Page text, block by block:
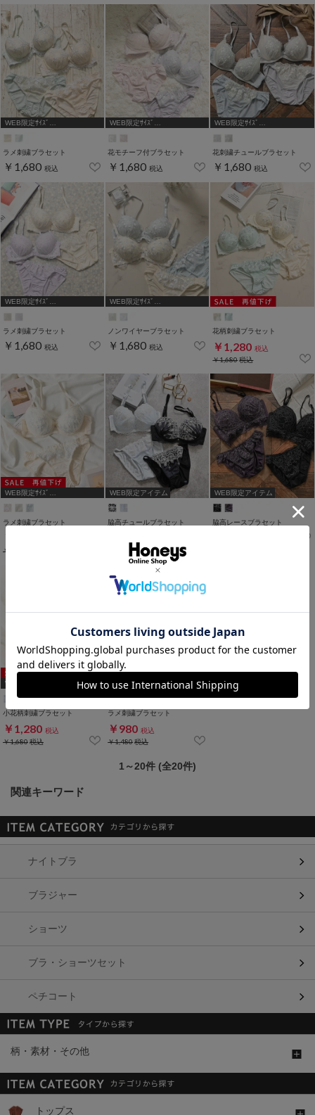
WEB限定ｻｲｽﾞ
ラメ刺繍ブラセット
￥1,680 税込
WEB限定ｻｲｽﾞ
花モチーフ付ブラセット
￥1,680 税込
WEB限定ｻｲｽﾞ
花刺繍チュールブラセット
￥1,680 税込
WEB限定ｻｲｽﾞ
ラメ刺繍ブラセット
￥1,680 税込
WEB限定ｻｲｽﾞ
ノンワイヤーブラセット
￥1,680 税込
花柄刺繍ブラセット
￥1,280 税込
￥1,680税込
WEB限定ｻｲｽﾞ
ラメ刺繍ブラセット
￥1,680
WEB限定アイテム
脇高チュールブラセット
WEB限定アイテム
脇高レースブラセット
WEB限定ｻｲｽﾞ
小花柄刺繍ブラセット
￥1,280 税込
￥1,680税込
ラメ刺繍ブラセット
￥980 税込
￥1,480税込
1～20件 (全20件)
関連キーワード
ナイトブラ
ブラジャー
ショーツ
ブラ・ショーツセット
ペチコート
柄・素材・その他
トップス